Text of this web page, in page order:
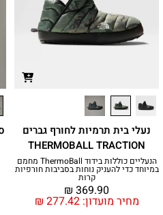
נעלי בית תרמיות לחורף גברים
THERMOBALL TRACTION
הנעליים כוללות בידוד ThermoBall‎ מחמם
במיוחד כדי להעניק נוחות בסביבות חורפיות
קרות
מחיר מועדון: ₪ 277.42
₪ 369.90